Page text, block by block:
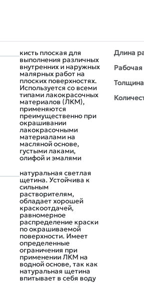
кисть плоская для
выполнения различных
внутренних и наружных
малярных работ на
плоских поверхностях.
Используется со всеми
типами лакокрасочных
материалов (ЛКМ),
применяются
преимущественно при
окрашивании
лакокрасочными
материалами на
масляной основе,
густыми лаками,
олифой и эмалями
натуральная светлая
щетина. Устойчива к
сильным
растворителям,
обладает хорошей
краскоотдачей,
равномерное
распределение краски
по окрашиваемой
поверхности. Имеет
определенные
ограничения при
применении ЛКМ на
водной основе, так как
натуральная щетина
впитывает в себя воду
Длина